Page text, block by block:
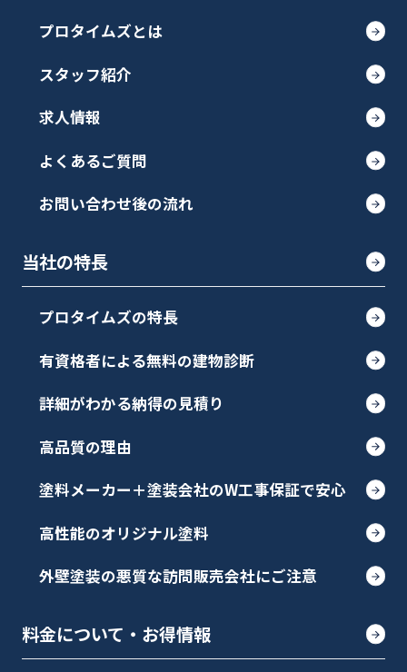
プロタイムズとは
スタッフ紹介
求人情報
よくあるご質問
お問い合わせ後の流れ
当社の特長
プロタイムズの特長
有資格者による無料の建物診断
詳細がわかる納得の見積り
高品質の理由
塗料メーカー＋塗装会社のW工事保証で安心
高性能のオリジナル塗料
外壁塗装の悪質な訪問販売会社にご注意
料金について・お得情報